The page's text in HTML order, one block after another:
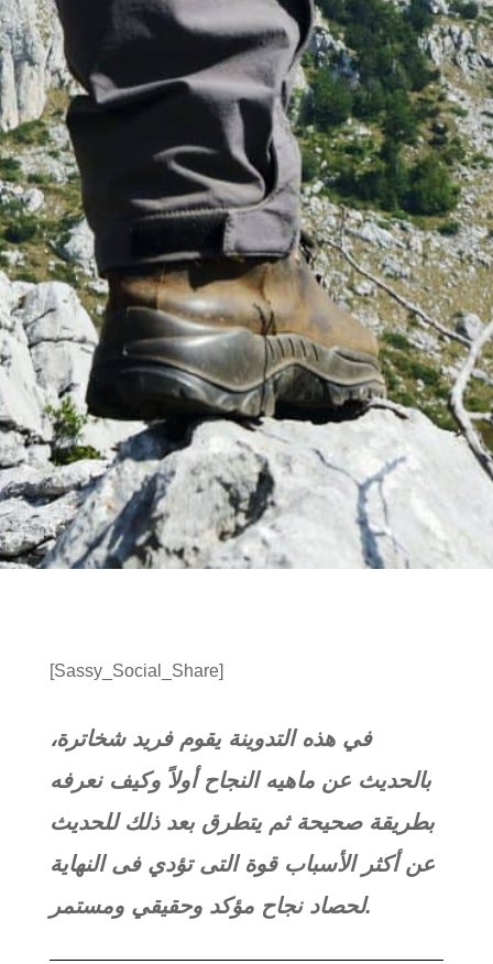
[Sassy_Social_Share]
في هذه التدوينة يقوم فريد شخاترة،
بالحديث عن ماهيه النجاح أولاً وكيف نعرفه
بطريقة صحيحة ثم يتطرق بعد ذلك للحديث
عن أكثر الأسباب قوة التى تؤدي فى النهاية
لحصاد نجاح مؤكد وحقيقي ومستمر.